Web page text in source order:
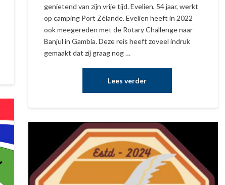
genietend van zijn vrije tijd. Evelien, 54 jaar, werkt
op camping Port Zélande. Evelien heeft in 2022
ook meegereden met de Rotary Challenge naar
Banjul in Gambia. Deze reis heeft zoveel indruk
gemaakt dat zij graag nog …